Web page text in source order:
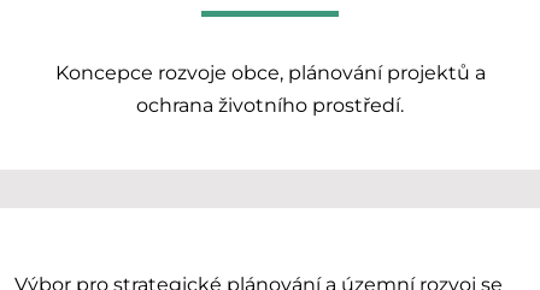
Koncepce rozvoje obce, plánování projektů a
ochrana životního prostředí.
Výbor pro strategické plánování a územní rozvoj se